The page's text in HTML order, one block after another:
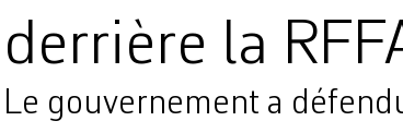
derrière la
Le gouvernement a